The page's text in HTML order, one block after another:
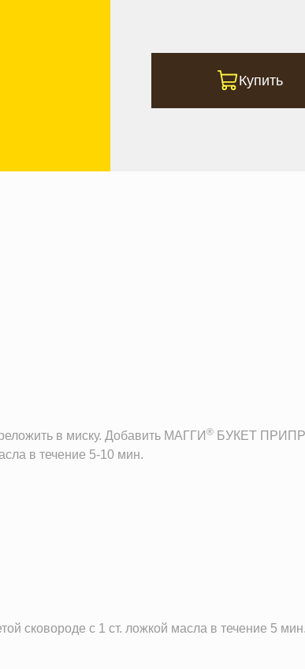
Купить
в миску. Добавить МАГГИ ® БУКЕТ
в течение 5-10 мин.
сковороде с 1 ст. ложкой масла в течение 5 мин.